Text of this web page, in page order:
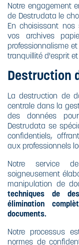
Notre engagement
de Destrudata le
En choisissant nos
vos archives
professionnalisme
tranquillité d'esprit
Destruction
La destruction de
centrale dans la
des données
Destrudata se
confidentiels,
aux professionnels
Notre service
soigneusement
manipulation de
techniques de
élimination
documents.
Notre processus
normes de